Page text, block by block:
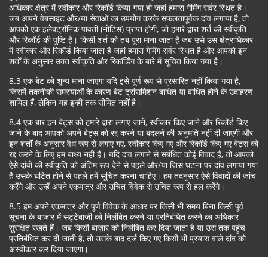
अधिकार क्षेत्र में स्वीकार और रिकॉर्ड किया गया हो जहां हमारा गेमिंग सर्वर स्थित है।
जब आपने वेबसाइट और/या सेवाओं का उपयोग करके सफलतापूर्वक दांव लगाया है, तो
आपको एक इलेक्ट्रॉनिक पावती (नोटिस) प्राप्त होगी, जो हमारे द्वारा शर्त की स्वीकृति
और रिकॉर्ड की पुष्टि है। किसी शर्त को तब पूरा माना जाता है जब उसे उस क्षेत्राधिकार
में स्वीकार और रिकॉर्ड किया जाता है जहां हमारा गेमिंग सर्वर स्थित है और आपको इन
शर्तों के अनुसार उक्त स्वीकृति और रिकॉर्डिंग के बारे में सूचित किया गया है।
8.3 एक बेट को शून्य माना जाएगा यदि इसे पूर्ण रूप से प्रसारित नहीं किया गया है,
जिसमें तकनीकी समस्याओं के कारण बेट ट्रांसमिशन बाधित या बाधित होने के उदाहरण
शामिल हैं, लेकिन यह इन्हीं तक सीमित नहीं है।
8.4 एक बार इन बेट्स को हमारे द्वारा लगाए जाने, स्वीकार किए जाने और रिकॉर्ड किए
जाने के बाद आपको अपने बेट्स को रद्द करने या बदलने की अनुमति नहीं दी जाएगी और
इन शर्तों के अनुसार वैध रूप से लगाए गए, स्वीकार किए गए और रिकॉर्ड किए गए बेट्स को
रद्द करने के लिए हम बाध्य नहीं हैं। यदि दांव लगाने से संबंधित कोई विवाद है, तो आपको
ऐसे दांवों की स्वीकृति को अंतिम रूप देने से पहले और/या जिस घटना पर दांव लगाया गया
है उसके घटित होने से पहले हमें सूचित करना चाहिए। हम तदनुसार ऐसे विवादों की जांच
करेंगे और उन्हें अपने एकमात्र और उचित विवेक से उचित रूप से हल करेंगे।
8.5 हम अपने एकमात्र और पूर्ण विवेक के आधार पर किसी भी समय बिना किसी पूर्व
सूचना के बाजार में सट्टेबाजी को निलंबित करने या प्रतिबंधित करने का अधिकार
सुरक्षित रखते हैं। जब किसी बाज़ार को निलंबित कर दिया जाता है या उस तक पहुंच
प्रतिबंधित कर दी जाती है, तो उसके बाद दर्ज किए गए किसी भी प्रयास वाले दांव को
अस्वीकार कर दिया जाएगा।